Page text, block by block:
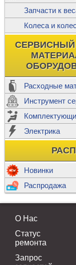
Запчасти к
Колеса и
СЕРВИСНЫЙ
Расходные
Инструмент
Электрика
Новинки
Распродажа
О Нас
Статус
ремонта
Запрос